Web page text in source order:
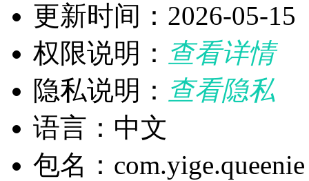
更新时间：2026-05-15
权限说明： 查看详情
隐私说明： 查看隐私
语言：中文
包名：com.yige.queenie